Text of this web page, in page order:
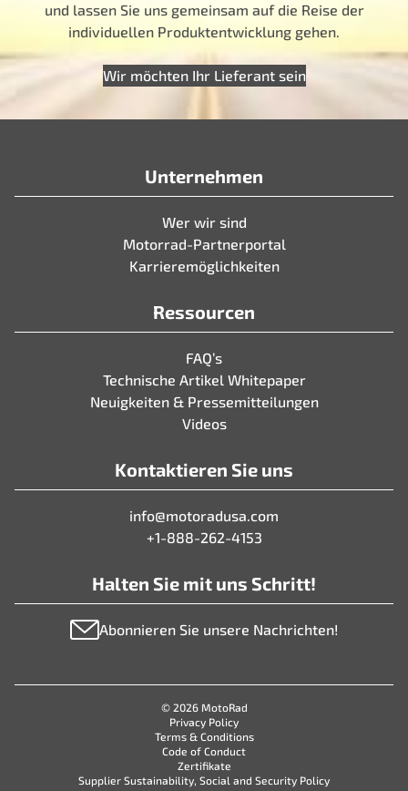
und lassen Sie uns gemeinsam auf die Reise der
individuellen Produktentwicklung gehen.
Wir möchten Ihr Lieferant sein
Unternehmen
Wer wir sind
Motorrad-Partnerportal
Karrieremöglichkeiten
Ressourcen
FAQ’s
Technische Artikel Whitepaper
Neuigkeiten & Pressemitteilungen
Videos
Kontaktieren Sie uns
info@motoradusa.com
+1-888-262-4153
Halten Sie mit uns Schritt!
Abonnieren Sie unsere Nachrichten!
© 2026 MotoRad
Privacy Policy
Terms & Conditions
Code of Conduct
Zertifikate
Supplier Sustainability, Social and Security Policy